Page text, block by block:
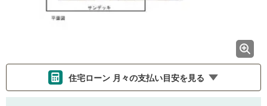
住宅ローン 月々の支払い目安を見る
支払いの目安をシミュレーションすることができます。